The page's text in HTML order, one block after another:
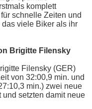
komplett
schnelle Zeiten und
viele Biker als ihr
Brigitte Filensky
Filensky (GER)
von 32:00,9 min. und
min.) zwei neue
setzten damit neue